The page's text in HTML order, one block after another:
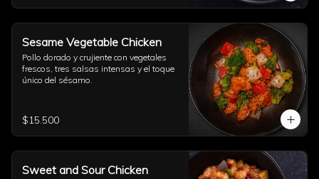
Sesame Vegetable Chicken
Pollo dorado y crujiente con vegetales
frescos, tres salsas intensas y el toque
único del sésamo.
$15.500
Sweet and Sour Chicken